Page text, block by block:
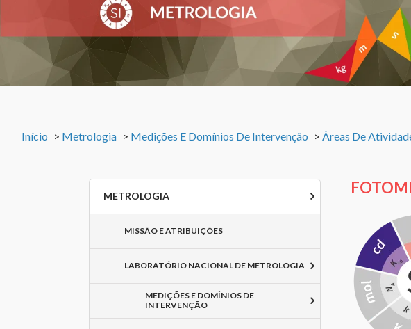
Início > Metrologia > Medições E Domínios De Intervenção > Áreas De
METROLOGIA
MISSÃO E ATRIBUIÇÕES
LABORATÓRIO NACIONAL DE METROLOGIA
MEDIÇÕES E DOMÍNIOS DE
INTERVENÇÃO